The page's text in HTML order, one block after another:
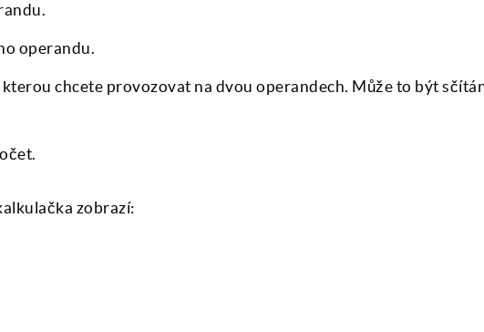
operandu.
chcete provozovat na dvou operandech. Může to být
zobrazí: